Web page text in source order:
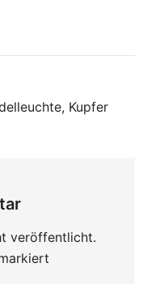
Kupfer
veröffentlicht.